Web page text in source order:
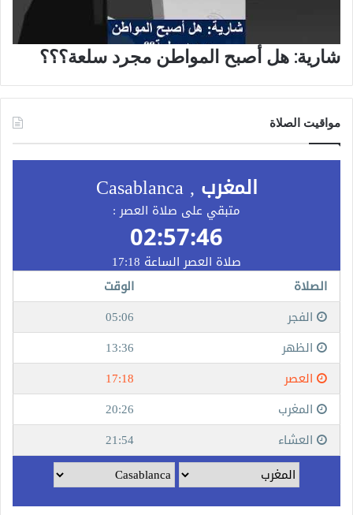
شارية: هل أصبح المواطن مجرد سلعة؟؟؟
مواقيت الصلاة